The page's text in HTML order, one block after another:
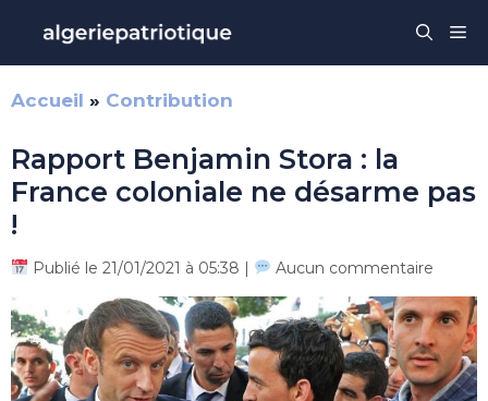
contenu
Accueil » Contribution
Rapport Benjamin Stora : la
France coloniale ne désarme pas
!
Publié le 21/01/2021 à 05:38 | Aucun commentaire